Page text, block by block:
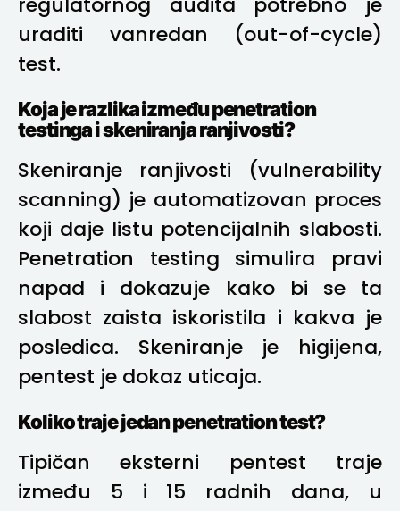
uraditi vanredan (out-of-cycle)
test.
Koja je razlika između penetration
testinga i skeniranja ranjivosti?
Skeniranje ranjivosti (vulnerability
scanning) je automatizovan proces
koji daje listu potencijalnih slabosti.
Penetration testing simulira pravi
napad i dokazuje kako bi se ta
slabost zaista iskoristila i kakva je
posledica. Skeniranje je higijena,
pentest je dokaz uticaja.
Koliko traje jedan penetration test?
Tipičan eksterni pentest traje
između 5 i 15 radnih dana, u